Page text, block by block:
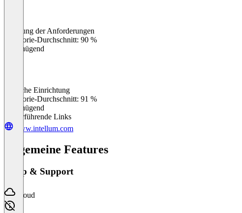
Erfüllung der Anforderungen
Kategorie-Durchschnitt: 90 %
Ungenügend
Einfache Einrichtung
Kategorie-Durchschnitt: 91 %
Ungenügend
Weiterführende Links
www.intellum.com
Allgemeine Features
Setup & Support
Cloud